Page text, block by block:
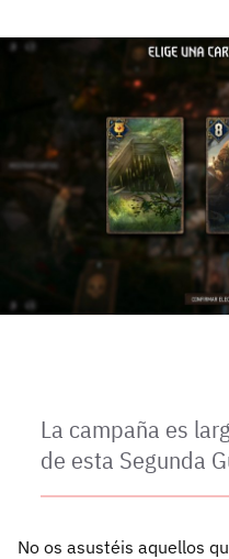
La campaña es
de esta Segunda
No os asustéis aquellos